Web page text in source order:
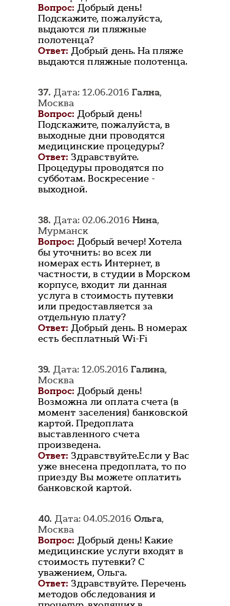
Вопрос: Добрый день!
Подскажите, пожалуйста,
выдаются ли пляжные
полотенца?
Ответ: Добрый день. На пляже
выдаются пляжные полотенца.
37. Дата: 12.06.2016 Гална,
Москва
Вопрос: Добрый день!
Подскажите, пожалуйста, в
выходные дни проводятся
медицинские процедуры?
Ответ: Здравствуйте.
Процедуры проводятся по
субботам. Воскресение -
выходной.
38. Дата: 02.06.2016 Нина,
Мурманск
Вопрос: Добрый вечер! Хотела
бы уточнить: во всех ли
номерах есть Интернет, в
частности, в студии в Морском
корпусе, входит ли данная
услуга в стоимость путевки
или предоставляется за
отдельную плату?
Ответ: Добрый день. В номерах
есть бесплатный Wi-Fi
39. Дата: 12.05.2016 Галина,
Москва
Вопрос: Добрый день!
Возможна ли оплата счета (в
момент заселения) банковской
картой. Предоплата
выставленного счета
произведена.
Ответ: Здравствуйте.Если у Вас
уже внесена предоплата, то по
приезду Вы можете оплатить
банковской картой.
40. Дата: 04.05.2016 Ольга,
Москва
Вопрос: Добрый день! Какие
медицинские услуги входят в
стоимость путевки? С
уважением, Ольга.
Ответ: Здравствуйте. Перечень
методов обследования и